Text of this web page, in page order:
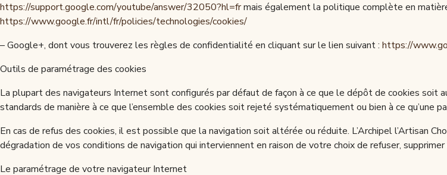
https://support.google.com/youtube/answer/32050?hl=frmais également la politique complète en
https://www.google.fr/intl/fr/policies/technologies/cookies/
– Google+, dont vous trouverez les règles de confidentialité en cliquant sur le lien suivant : https://
Outils de paramétrage des cookies
La plupart des navigateurs Internet sont configurés par défaut de façon à ce que le dépôt de cookies soit
standards de manière à ce que l’ensemble des cookies soit rejeté systématiquement ou bien à ce
En cas de refus des cookies, il est possible que la navigation soit altérée ou réduite. L’Archipel l’Artisan
dégradation de vos conditions de navigation qui interviennent en raison de votre choix de refuser,
Le paramétrage de votre navigateur Internet